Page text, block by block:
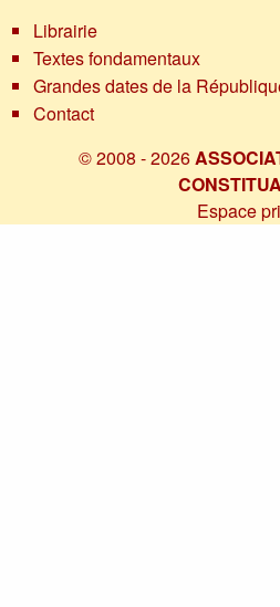
Librairie
Textes fondamentaux
Grandes dates de la
Contact
© 2008 - 2026
Espace